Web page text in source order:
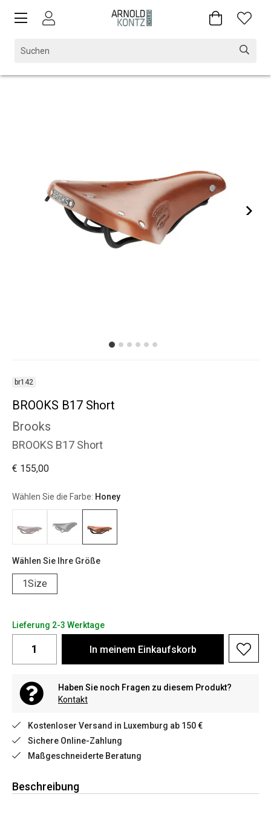
br142
BROOKS B17 Short
Brooks
BROOKS B17 Short
€ 155,00
Wählen Sie die Farbe: Honey
Wählen Sie Ihre Größe
1Size
Lieferung 2-3 Werktage
In meinem Einkaufskorb
Haben Sie noch Fragen zu diesem Produkt?
Kontakt
Kostenloser Versand in Luxemburg ab 150 €
Sichere Online-Zahlung
Maßgeschneiderte Beratung
Beschreibung